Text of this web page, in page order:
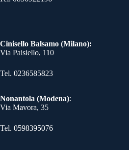
Cinisello Balsamo (Milano):
Via Paisiello, 110
Tel. 0236585823​
Nonantola (Modena):
Via Mavora, 35
Tel. 0598395076​